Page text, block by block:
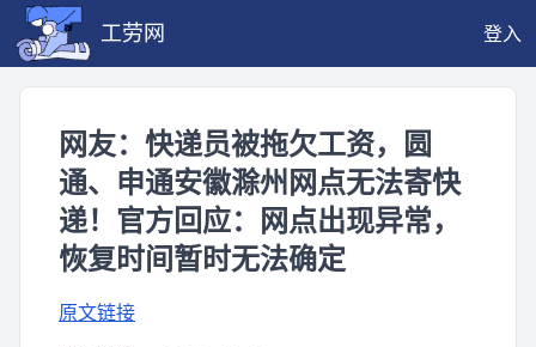
工劳网 登入
网友：快递员被拖欠工资，圆
通、申通安徽滁州网点无法寄快
递！官方回应：网点出现异常，
恢复时间暂时无法确定
原文链接